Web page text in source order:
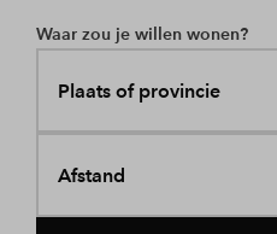
Waar zou je willen wonen?
Plaats of provincie
Afstand